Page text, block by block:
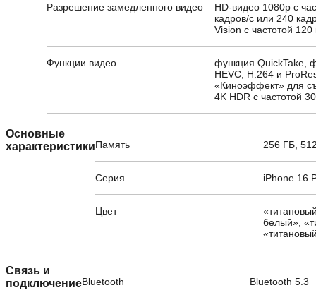
Разрешение замедленного видео
HD-видео 1080p с
кадров/с или 240
Vision с частотой 120
Функции видео
функция QuickTake,
HEVC, H.264 и
«Киноэффект» для
4K HDR с частотой
Основные
характеристикиПамять 256 ГБ,
Серия iPhone 16
Цвет
белый»,
Связь и
подключениеBluetooth Bluetooth 5.3